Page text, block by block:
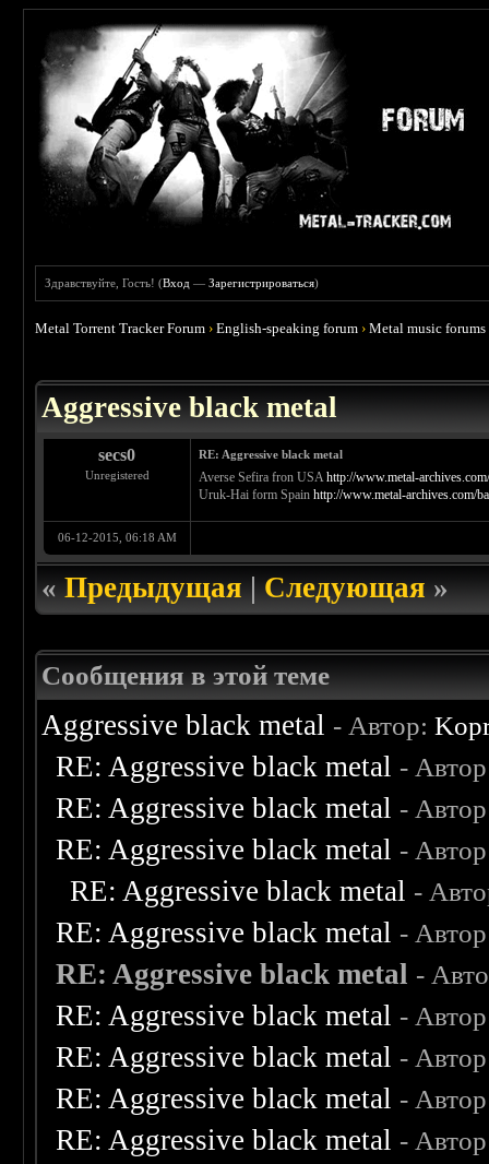
Здравствуйте, Гость! (Вход —Зарегистрироваться)
Metal Torrent Tracker Forum ›English-speaking forum ›Metal music forums
Aggressive black metal
secs0
Unregistered
RE: Aggressive black metal
Averse Sefira fron USAhttp://www.metal-
Uruk-Hai form Spainhttp://www.metal-archives.com/
06-12-2015, 06:18 AM
«Предыдущая|Следующая»
Сообщения в этой теме
Aggressive black metal - Автор:
RE: Aggressive black metal -
RE: Aggressive black metal -
RE: Aggressive black metal -
RE: Aggressive black metal -
RE: Aggressive black metal -
RE: Aggressive black metal -
RE: Aggressive black metal -
RE: Aggressive black metal -
RE: Aggressive black metal -
RE: Aggressive black metal -